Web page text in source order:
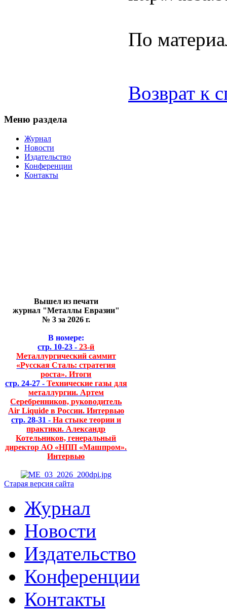
По
Возврат к
Меню раздела
Журнал
Новости
Издательство
Конференции
Контакты
Вышел из печати
журнал "Металлы Евразии"
№ 3 за 2026 г.
В номере:
стр. 10-23 - 23-й
Металлургический саммит
«Русская Сталь: стратегия
роста». Итоги
стр. 24-27 - Технические газы для
металлургии. Артем
Серебренников, руководитель
Air Liquide в России. Интервью
стр. 28-31 - На стыке теории и
практики. Александр
Котельников, генеральный
директор АО «НПП «Машпром».
Интервью
Старая версия сайта
Журнал
Новости
Издательство
Конференции
Контакты